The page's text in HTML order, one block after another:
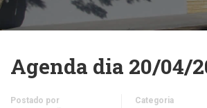
Agenda dia 20/04/
Postado por
Categoria